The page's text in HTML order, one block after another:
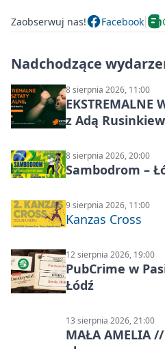
Zaobserwuj nas! Facebook
Nadchodzące
8 sierpnia 2026, 11:00
EKSTREMALNE
z Adą
8 sierpnia 2026, 20:00
Sambodrom –
9 sierpnia 2026, 11:00
Kanzas Cross
12 sierpnia 2026, 19:00
PubCrime w
Łódź
13 sierpnia 2026, 21:00
MAŁA AMELIA